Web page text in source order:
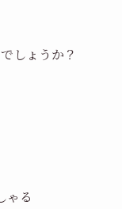
しょうか？
ゃる